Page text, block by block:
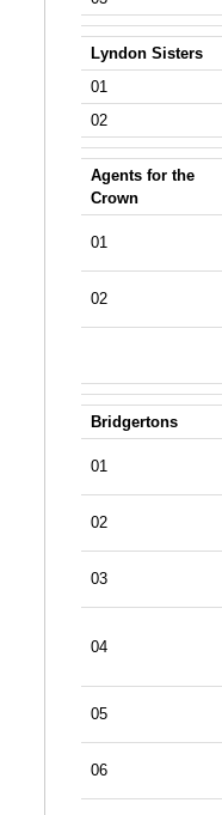
Lyndon Sisters
01
02
Agents for the
Crown
01
02
Bridgertons
01
02
03
04
05
06